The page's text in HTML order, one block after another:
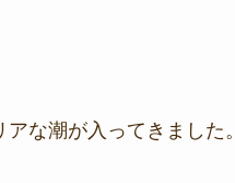
な潮が入ってきました。